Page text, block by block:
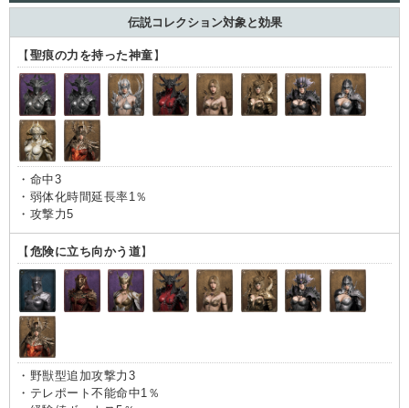
伝説コレクション対象と効果
【 聖痕の力を持った神童 】
・命中3
・弱体化時間延長率1％
・攻撃力5
【 危険に立ち向かう道】
・野獣型追加攻撃力3
・テレポート不能命中1％